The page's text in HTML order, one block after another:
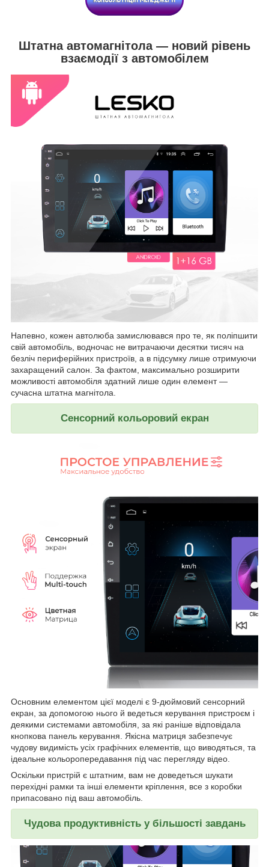
Штатна автомагнітола — новий рівень
взаємодії з автомобілем
Напевно, кожен автолюба замислювався про те, як поліпшити
свій автомобіль, водночас не витрачаючи десятки тисяч на
безліч периферійних пристроїв, а в підсумку лише отримуючи
захаращений салон. За фактом, максимально розширити
можливості автомобіля здатний лише один елемент —
сучасна штатна магнітола.
Сенсорний кольоровий екран
Основним елементом цієї моделі є 9-дюймовий сенсорний
екран, за допомогою нього й ведеться керування пристроєм і
деякими системами автомобіля, за які раніше відповідала
кнопкова панель керування. Якісна матриця забезпечує
чудову видимість усіх графічних елементів, що виводяться, та
ідеальне кольоропередавання під час перегляду відео.
Оскільки пристрій є штатним, вам не доведеться шукати
перехідні рамки та інші елементи кріплення, все з коробки
припасовано під ваш автомобіль.
Чудова продуктивність у більшості завдань